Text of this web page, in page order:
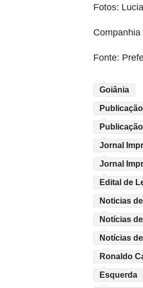
Fotos:
Fonte:
Goiânia
Jornal
Jornal
Edital de
Noticias
Notícias
Notícias
Ronaldo
Esquerda